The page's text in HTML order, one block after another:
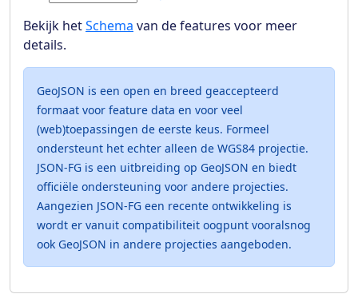
Bekijk hetSchema van de features voor meer
details.
GeoJSON is een open en breed geaccepteerd
formaat voor feature data en voor veel
(web)toepassingen de eerste keus. Formeel
ondersteunt het echter alleen de WGS84 projectie.
JSON-FG is een uitbreiding op GeoJSON en biedt
officiële ondersteuning voor andere projecties.
Aangezien JSON-FG een recente ontwikkeling is
wordt er vanuit compatibiliteit oogpunt vooralsnog
ook GeoJSON in andere projecties aangeboden.